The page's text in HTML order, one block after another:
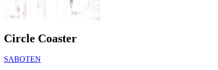
Circle Coaster
SABOTEN